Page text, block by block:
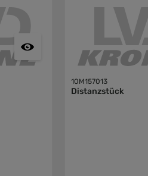
10M157013
Distanzstück